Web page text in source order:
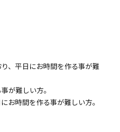
、平日にお時間を作る事が難
が難しい方。
お時間を作る事が難しい方。